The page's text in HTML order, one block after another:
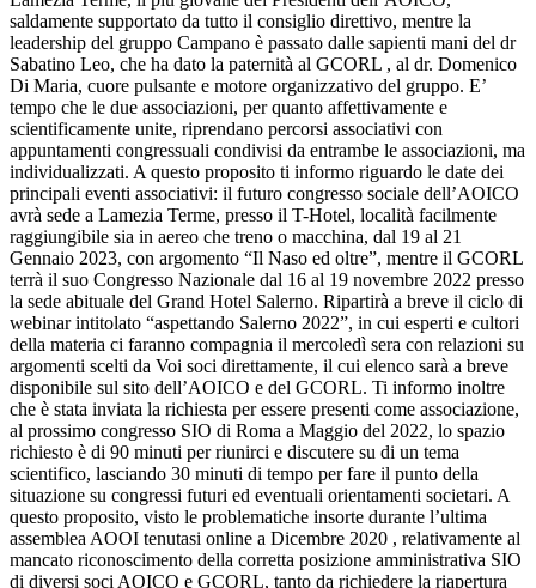
saldamente supportato da tutto il consiglio direttivo, mentre la
leadership del gruppo Campano è passato dalle sapienti mani del dr
Sabatino Leo, che ha dato la paternità al GCORL , al dr. Domenico
Di Maria, cuore pulsante e motore organizzativo del gruppo. E’
tempo che le due associazioni, per quanto affettivamente e
scientificamente unite, riprendano percorsi associativi con
appuntamenti congressuali condivisi da entrambe le associazioni, ma
individualizzati. A questo proposito ti informo riguardo le date dei
principali eventi associativi: il futuro congresso sociale dell’AOICO
avrà sede a Lamezia Terme, presso il T-Hotel, località facilmente
raggiungibile sia in aereo che treno o macchina, dal 19 al 21
Gennaio 2023, con argomento “Il Naso ed oltre”, mentre il GCORL
terrà il suo Congresso Nazionale dal 16 al 19 novembre 2022 presso
la sede abituale del Grand Hotel Salerno. Ripartirà a breve il ciclo di
webinar intitolato “aspettando Salerno 2022”, in cui esperti e cultori
della materia ci faranno compagnia il mercoledì sera con relazioni su
argomenti scelti da Voi soci direttamente, il cui elenco sarà a breve
disponibile sul sito dell’AOICO e del GCORL. Ti informo inoltre
che è stata inviata la richiesta per essere presenti come associazione,
al prossimo congresso SIO di Roma a Maggio del 2022, lo spazio
richiesto è di 90 minuti per riunirci e discutere su di un tema
scientifico, lasciando 30 minuti di tempo per fare il punto della
situazione su congressi futuri ed eventuali orientamenti societari. A
questo proposito, visto le problematiche insorte durante l’ultima
assemblea AOOI tenutasi online a Dicembre 2020 , relativamente al
mancato riconoscimento della corretta posizione amministrativa SIO
di diversi soci AOICO e GCORL, tanto da richiedere la riapertura